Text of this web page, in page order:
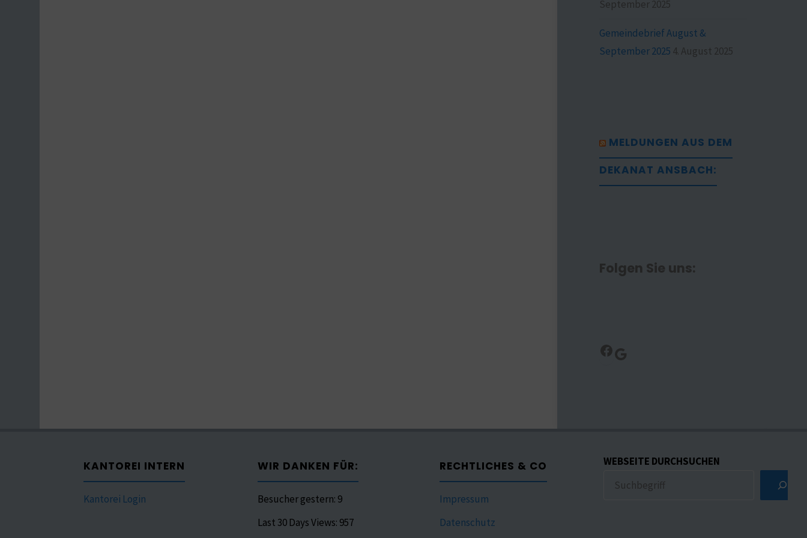
September 2025
Gemeindebrief August &
September 2025 4. August 2025
MELDUNGEN AUS DEM
DEKANAT ANSBACH:
Folgen Sie uns:
Facebook
Google
KANTOREI INTERN
Kantorei Login
WIR DANKEN FÜR:
Besucher gestern: 9
Last 30 Days Views: 957
RECHTLICHES & CO
Impressum
Datenschutz
WEBSEITE DURCHSUCHEN